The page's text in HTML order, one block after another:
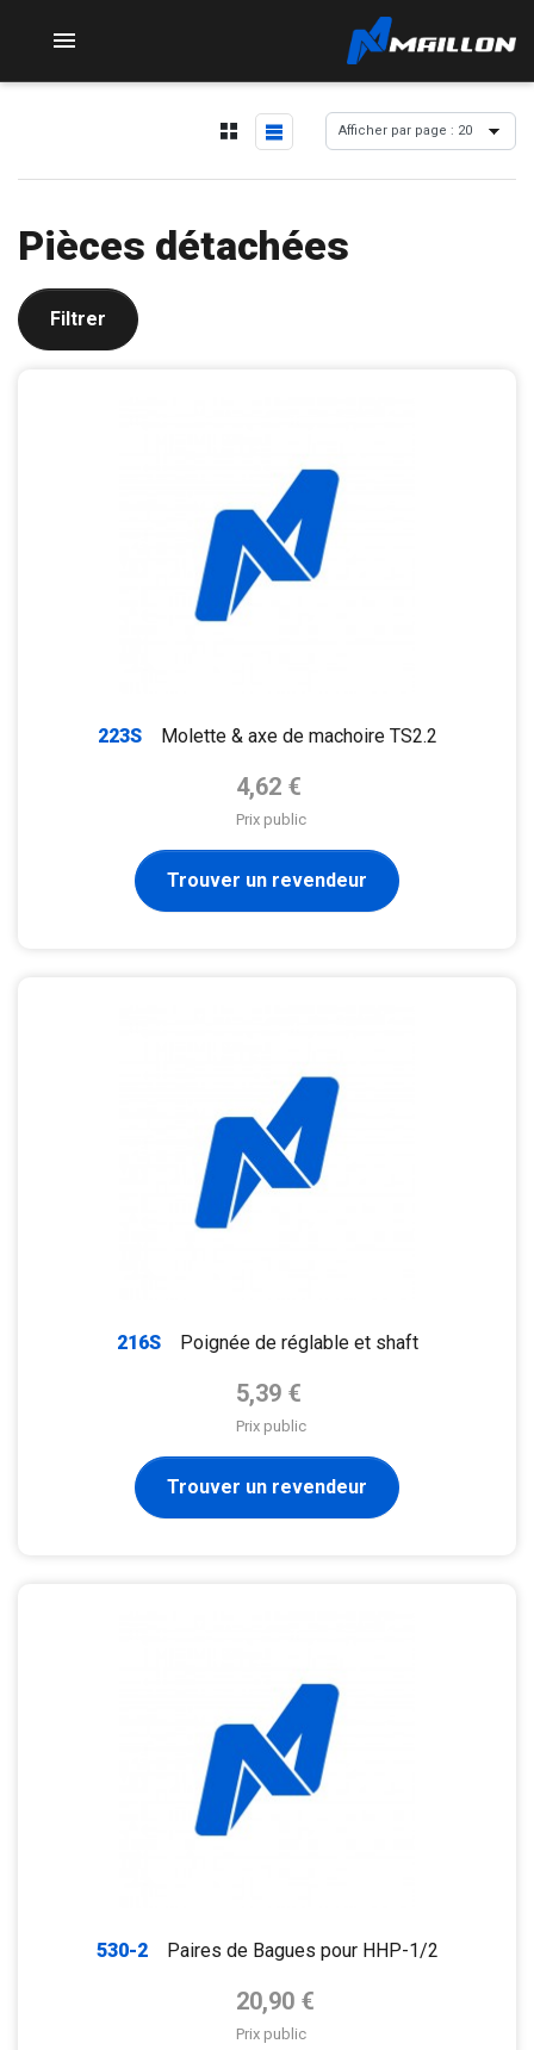

Pièces détachées
Filtrer
223S
Molette & axe de machoire TS2.2
Prix de base
4,62 €
Prix public
Trouver un revendeur
216S
Poignée de réglable et shaft
Prix de base
5,39 €
Prix public
Trouver un revendeur
530-2
Paires de Bagues pour HHP-1/2
Prix de base
20,90 €
Prix public